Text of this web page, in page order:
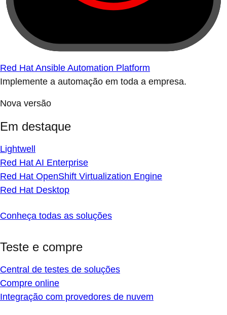
Red Hat Ansible Automation Platform
Implemente a automação em toda a empresa.
Nova versão
Em destaque
Lightwell
Red Hat AI Enterprise
Red Hat OpenShift Virtualization Engine
Red Hat Desktop
Conheça todas as soluções
Teste e compre
Central de testes de soluções
Compre online
Integração com provedores de nuvem